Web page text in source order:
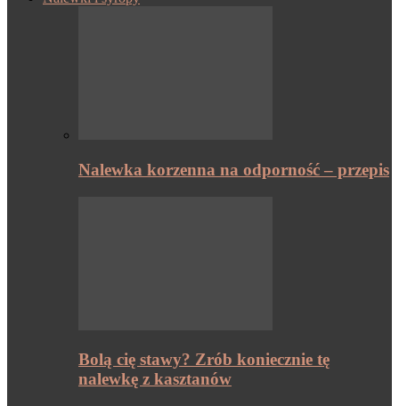
Nalewka korzenna na odporność – przepis
Bolą cię stawy? Zrób koniecznie tę
nalewkę z kasztanów